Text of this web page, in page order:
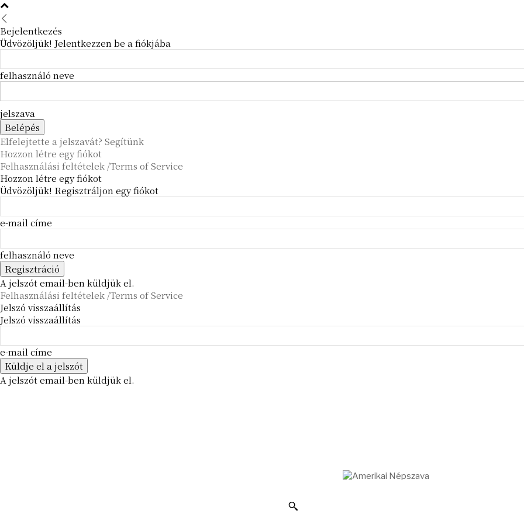
Bejelentkezés
Üdvözöljük! Jelentkezzen be a fiókjába
felhasználó neve
jelszava
Elfelejtette a jelszavát? Segítünk
Hozzon létre egy fiókot
Felhasználási feltételek /Terms of Service
Hozzon létre egy fiókot
Üdvözöljük! Regisztráljon egy fiókot
e-mail címe
felhasználó neve
A jelszót email-ben küldjük el.
Felhasználási feltételek /Terms of Service
Jelszó visszaállítás
Jelszó visszaállítás
e-mail címe
A jelszót email-ben küldjük el.